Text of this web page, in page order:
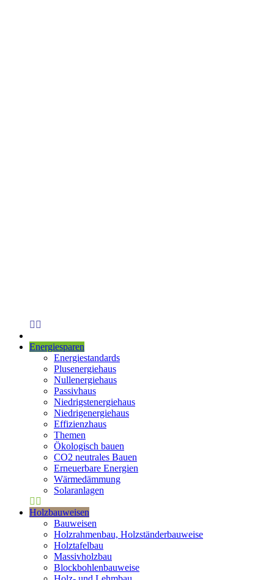
Energiesparen
Energiestandards
Plusenergiehaus
Nullenergiehaus
Passivhaus
Niedrigstenergiehaus
Niedrigenergiehaus
Effizienzhaus
Themen
Ökologisch bauen
CO2 neutrales Bauen
Erneuerbare Energien
Wärmedämmung
Solaranlagen
Holzbauweisen
Bauweisen
Holzrahmenbau, Holzständerbauweise
Holztafelbau
Massivholzbau
Blockbohlenbauweise